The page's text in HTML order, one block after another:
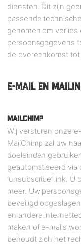
diensten. Dit zijn
passende
genomen om
persoonsgegevens
de overeenkomst
E-MAIL EN
MAILCHIMP
Wij versturen onze
MailChimp zal uw
doeleinden
geautomatiseerd via
‘unsubscribe’ link.
meer. Uw
beveiligd
en andere
maken of e-mails
behoudt zich het